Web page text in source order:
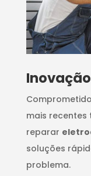
mais
reparar
soluções
problema.